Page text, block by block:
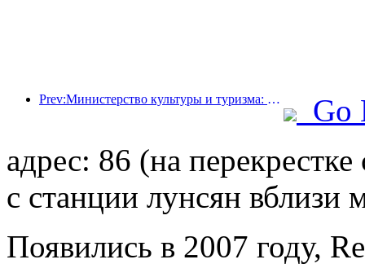
Prev:Министерство культуры и туризма: запуск 22 тематических мероприятий в рамках 7 основных направлений.
Go
адрес: 86 (на
с станции лунсян вблизи
Появились в 2007 году,